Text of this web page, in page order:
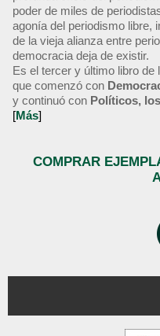
poder de miles de
agonía del periodismo libre,
de la vieja alianza entre
democracia deja de existir.
Es el tercer y último libro
que comenzó con
y continuó con Políticos,
[Más]
COMPRAR